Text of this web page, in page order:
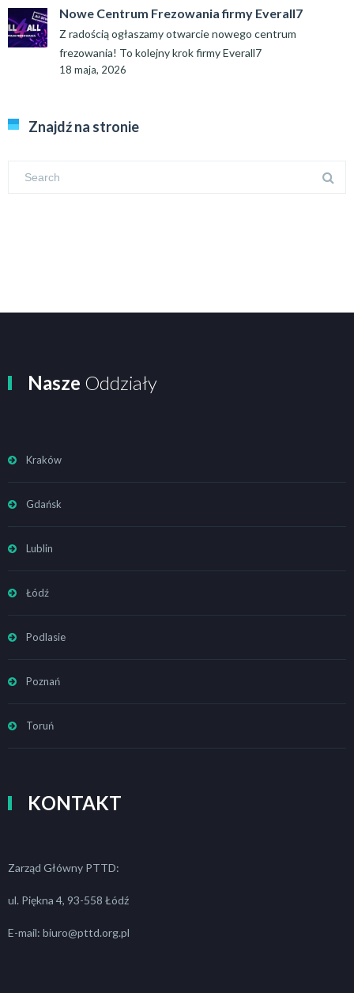
Nowe Centrum Frezowania firmy Everall7
Z radością ogłaszamy otwarcie nowego centrum
frezowania! To kolejny krok firmy Everall7
18 maja, 2026
Znajdź na stronie
Nasze Oddziały
Kraków
Gdańsk
Lublin
Łódź
Podlasie
Poznań
Toruń
KONTAKT
Zarząd Główny PTTD:
ul. Piękna 4, 93-558 Łódź
E-mail: biuro@pttd.org.pl